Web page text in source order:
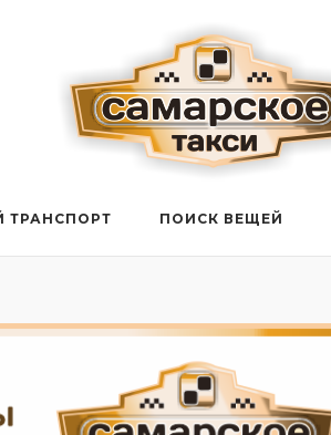
ТРАНСПОРТ ПОИСК ВЕЩЕЙ